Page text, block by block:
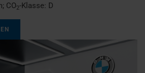
; CO2-Klasse: D